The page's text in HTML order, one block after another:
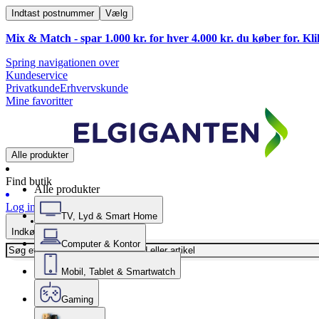
Indtast postnummer Vælg
Mix & Match - spar 1.000 kr. for hver 4.000 kr. du køber for.
Spring navigationen over
Kundeservice
PrivatkundeErhvervskunde
Mine favoritter
Alle produkter
Find butik
Log ind
Indkøbskurv
Alle produkter
TV, Lyd & Smart Home
Computer & Kontor
Mobil, Tablet & Smartwatch
Gaming